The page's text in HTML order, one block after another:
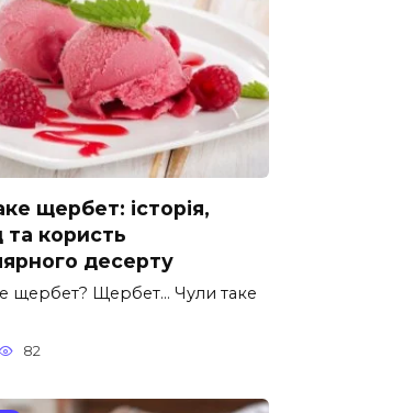
щербет: історія,
та користь
десерту
щербет? Щербет… Чули таке
82